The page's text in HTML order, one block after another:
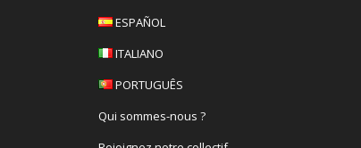
ESPAÑOL
ITALIANO
PORTUGUÊS
Qui sommes-nous ?